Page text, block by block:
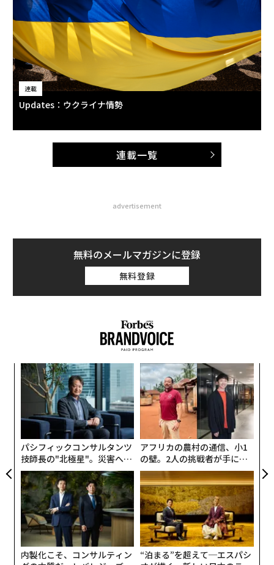
連載
Updates：ウクライナ情勢
連載一覧
advertisement
無料のメールマガジンに登録
無料登録
パシフィックコンサルタンツ
技師長の"北極星"。災害への
無力感を乗り越え見つけた、
防災一筋20年の答え
アフリカの農村の通信、小1
の壁。2人の挑戦者が手にし
た「次なる武器」
内製化こそ、コンサルティン
“泊まる”を超えて─エスパシ